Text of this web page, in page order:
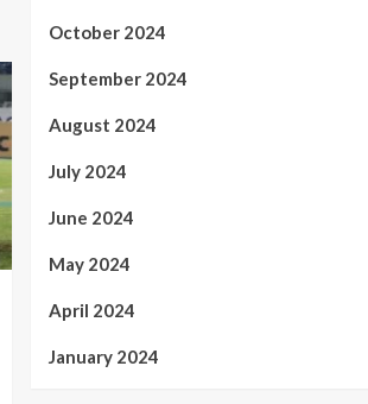
October 2024
September 2024
August 2024
July 2024
June 2024
May 2024
April 2024
January 2024